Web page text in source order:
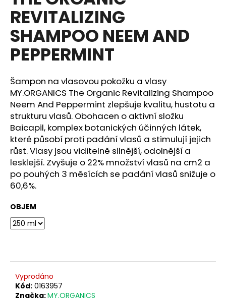
0,0
5
hvězdiček.
REVITALIZING
SHAMPOO NEEM AND
PEPPERMINT
Šampon na vlasovou pokožku a vlasy
MY.ORGANICS The Organic Revitalizing Shampoo
Neem And Peppermint zlepšuje kvalitu, hustotu a
strukturu vlasů. Obohacen o aktivní složku
Baicapil, komplex botanických účinných látek,
které působí proti padání vlasů a stimulují jejich
růst. Vlasy jsou viditelně silnější, odolnější a
lesklejší. Zvyšuje o 22% množství vlasů na cm2 a
po pouhých 3 měsících se padání vlasů snižuje o
60,6%.
OBJEM
Vyprodáno
Kód: 0163957
Značka:MY.ORGANICS
a
j
í
t
?
HLEDAT
D
o
p
r
u
č
e
m
e